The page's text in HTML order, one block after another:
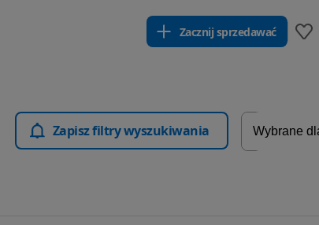
Zacznij sprzedawać
Zapisz filtry wyszukiwania